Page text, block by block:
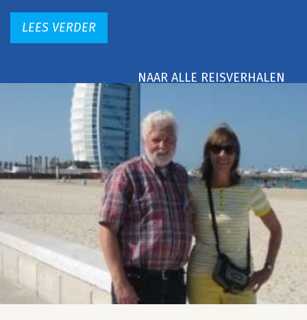
LEES VERDER
NAAR ALLE REISVERHALEN